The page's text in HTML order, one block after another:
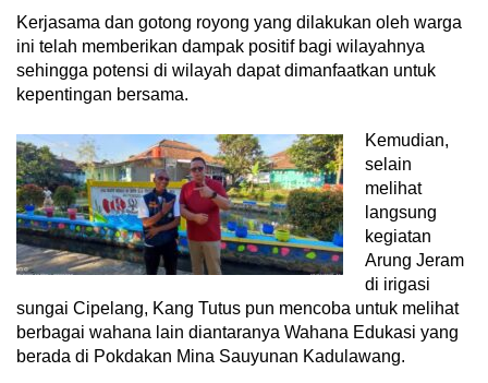
Kerjasama dan gotong royong yang dilakukan oleh warga
ini telah memberikan dampak positif bagi wilayahnya
sehingga potensi di wilayah dapat dimanfaatkan untuk
kepentingan bersama.
Kemudian,
selain
melihat
langsung
kegiatan
Arung Jeram
di irigasi
sungai Cipelang, Kang Tutus pun mencoba untuk melihat
berbagai wahana lain diantaranya Wahana Edukasi yang
berada di Pokdakan Mina Sauyunan Kadulawang.